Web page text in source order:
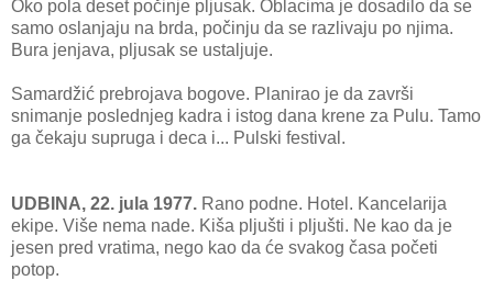
Oko pola deset počinje pljusak. Oblacima je dosadilo da se
samo oslanjaju na brda, počinju da se razlivaju po njima.
Bura jenjava, pljusak se ustaljuje.
Samardžić prebrojava bogove. Planirao je da završi
snimanje poslednjeg kadra i istog dana krene za Pulu. Tamo
ga čekaju supruga i deca i... Pulski festival.
UDBINA, 22. jula 1977. Rano podne. Hotel. Kancelarija
ekipe. Više nema nade. Kiša pljušti i pljušti. Ne kao da je
jesen pred vratima, nego kao da će svakog časa početi
potop.